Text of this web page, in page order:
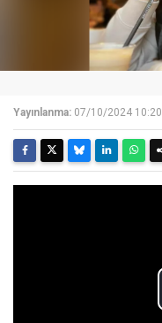
Yayınlanma: 07/10/2024 10:20